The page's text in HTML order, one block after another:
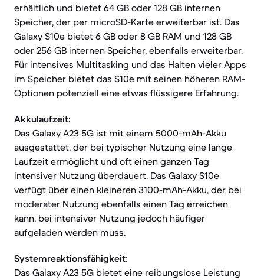
erhältlich und bietet 64 GB oder 128 GB internen
Speicher, der per microSD-Karte erweiterbar ist. Das
Galaxy S10e bietet 6 GB oder 8 GB RAM und 128 GB
oder 256 GB internen Speicher, ebenfalls erweiterbar.
Für intensives Multitasking und das Halten vieler Apps
im Speicher bietet das S10e mit seinen höheren RAM-
Optionen potenziell eine etwas flüssigere Erfahrung.
Akkulaufzeit:
Das Galaxy A23 5G ist mit einem 5000-mAh-Akku
ausgestattet, der bei typischer Nutzung eine lange
Laufzeit ermöglicht und oft einen ganzen Tag
intensiver Nutzung überdauert. Das Galaxy S10e
verfügt über einen kleineren 3100-mAh-Akku, der bei
moderater Nutzung ebenfalls einen Tag erreichen
kann, bei intensiver Nutzung jedoch häufiger
aufgeladen werden muss.
Systemreaktionsfähigkeit:
Das Galaxy A23 5G bietet eine reibungslose Leistung